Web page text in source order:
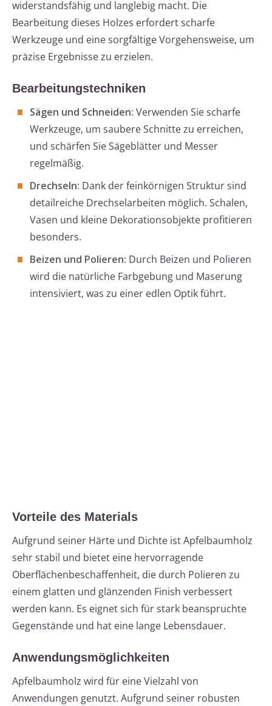
widerstandsfähig und langlebig macht. Die
Bearbeitung dieses Holzes erfordert scharfe
Werkzeuge und eine sorgfältige Vorgehensweise, um
präzise Ergebnisse zu erzielen.
Bearbeitungstechniken
Sägen und Schneiden: Verwenden Sie scharfe
Werkzeuge, um saubere Schnitte zu erreichen,
und schärfen Sie Sägeblätter und Messer
regelmäßig.
Drechseln: Dank der feinkörnigen Struktur sind
detailreiche Drechselarbeiten möglich. Schalen,
Vasen und kleine Dekorationsobjekte profitieren
besonders.
Beizen und Polieren: Durch Beizen und Polieren
wird die natürliche Farbgebung und Maserung
intensiviert, was zu einer edlen Optik führt.
Vorteile des Materials
Aufgrund seiner Härte und Dichte ist Apfelbaumholz
sehr stabil und bietet eine hervorragende
Oberflächenbeschaffenheit, die durch Polieren zu
einem glatten und glänzenden Finish verbessert
werden kann. Es eignet sich für stark beanspruchte
Gegenstände und hat eine lange Lebensdauer.
Anwendungsmöglichkeiten
Apfelbaumholz wird für eine Vielzahl von
Anwendungen genutzt. Aufgrund seiner robusten